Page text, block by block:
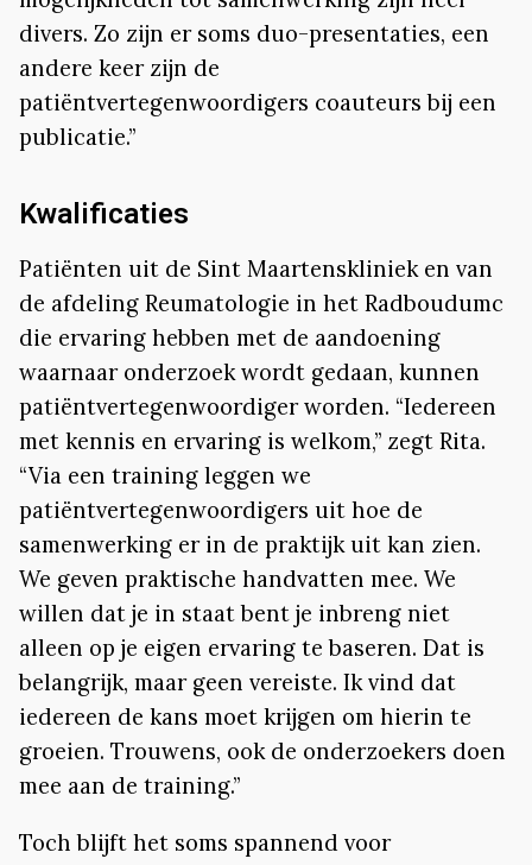
divers. Zo zijn er soms duo-presentaties, een
andere keer zijn de
patiëntvertegenwoordigers coauteurs bij een
publicatie.”
Kwalificaties
Patiënten uit de Sint Maartenskliniek en van
de afdeling Reumatologie in het Radboudumc
die ervaring hebben met de aandoening
waarnaar onderzoek wordt gedaan, kunnen
patiëntvertegenwoordiger worden. “Iedereen
met kennis en ervaring is welkom,” zegt Rita.
“Via een training leggen we
patiëntvertegenwoordigers uit hoe de
samenwerking er in de praktijk uit kan zien.
We geven praktische handvatten mee. We
willen dat je in staat bent je inbreng niet
alleen op je eigen ervaring te baseren. Dat is
belangrijk, maar geen vereiste. Ik vind dat
iedereen de kans moet krijgen om hierin te
groeien. Trouwens, ook de onderzoekers doen
mee aan de training.”
Toch blijft het soms spannend voor